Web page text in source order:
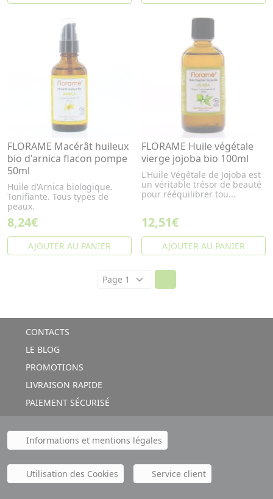
FLORAME Macérât huileux
bio d'arnica flacon pompe
50ml
Huile d'Arnica biologique.
Tonifiante. Tous types de
peaux.
8,24€
AJOUTER AU PANIER
FLORAME Huile végétale
vierge jojoba bio 100ml
L'Huile Végétale de Jojoba est
un véritable trésor de beauté
pour rééquilibrer tou...
12,51€
AJOUTER AU PANIER
CONTACTS
LE BLOG
PROMOTIONS
LIVRAISON RAPIDE
PAIEMENT SÉCURISÉ
Informations et mentions légales
Utilisation des Cookies Service client